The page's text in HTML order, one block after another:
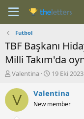
Futbol
TBF Başkanı
Milli Takım'da
K
n
b
u
Valentina
B
ş
a
19 Eki 2023
V Valentina
New member